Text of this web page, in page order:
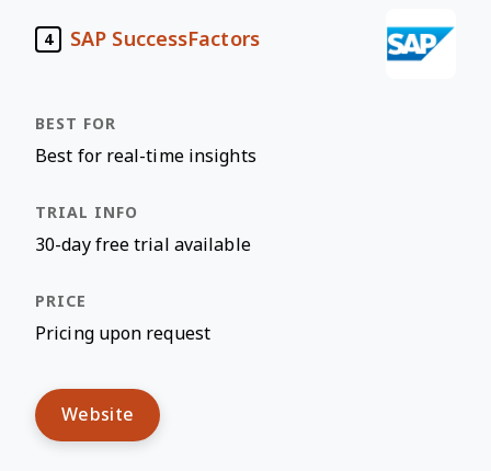
4 SAP SuccessFactors
Best for real-time insights
30-day free trial available
Pricing upon request
Website